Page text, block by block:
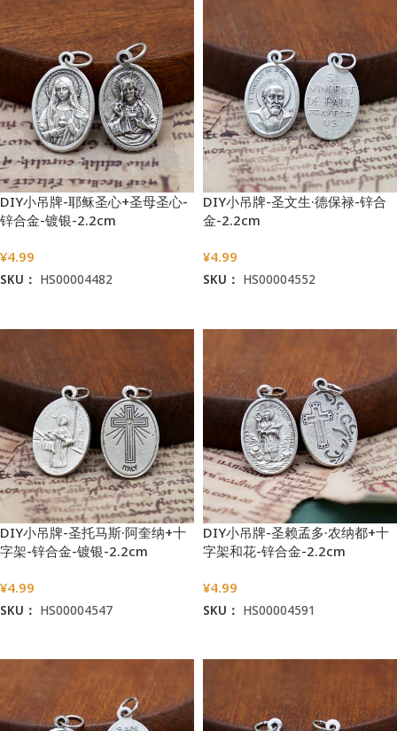
DIY小吊牌-耶稣圣心+圣母圣心-
锌合金-镀银-2.2cm
¥4.99
SKU： HS00004482
DIY小吊牌-圣文生·德保禄-锌合
金-2.2cm
¥4.99
SKU： HS00004552
DIY小吊牌-圣托马斯·阿奎纳+十
字架-锌合金-镀银-2.2cm
¥4.99
SKU： HS00004547
DIY小吊牌-圣赖孟多·农纳都+十
字架和花-锌合金-2.2cm
¥4.99
SKU： HS00004591